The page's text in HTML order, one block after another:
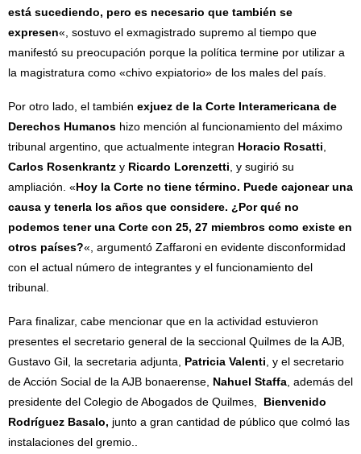
está sucediendo, pero es necesario que también se
expresen«, sostuvo el exmagistrado supremo al tiempo que
manifestó su preocupación porque la política termine por utilizar a
la magistratura como «chivo expiatorio» de los males del país.
Por otro lado, el también exjuez de la Corte Interamericana de
Derechos Humanos hizo mención al funcionamiento del máximo
tribunal argentino, que actualmente integran Horacio Rosatti,
Carlos Rosenkrantz y Ricardo Lorenzetti, y sugirió su
ampliación. «Hoy la Corte no tiene término. Puede cajonear una
causa y tenerla los años que considere. ¿Por qué no
podemos tener una Corte con 25, 27 miembros como existe en
otros países?«, argumentó Zaffaroni en evidente disconformidad
con el actual número de integrantes y el funcionamiento del
tribunal.
Para finalizar, cabe mencionar que en la actividad estuvieron
presentes el secretario general de la seccional Quilmes de la AJB,
Gustavo Gil, la secretaria adjunta, Patricia Valenti, y el secretario
de Acción Social de la AJB bonaerense, Nahuel Staffa, además del
presidente del Colegio de Abogados de Quilmes,
Bienvenido
Rodríguez Basalo, junto a gran cantidad de público que colmó las
instalaciones del gremio..